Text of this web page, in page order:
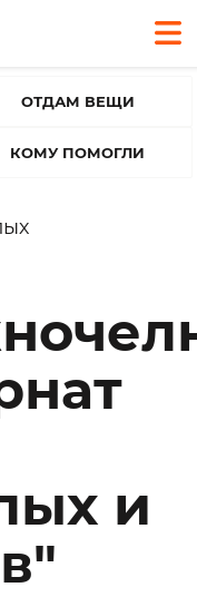
ОТДАМ ВЕЩИ
КОМУ ПОМОГЛИ
и